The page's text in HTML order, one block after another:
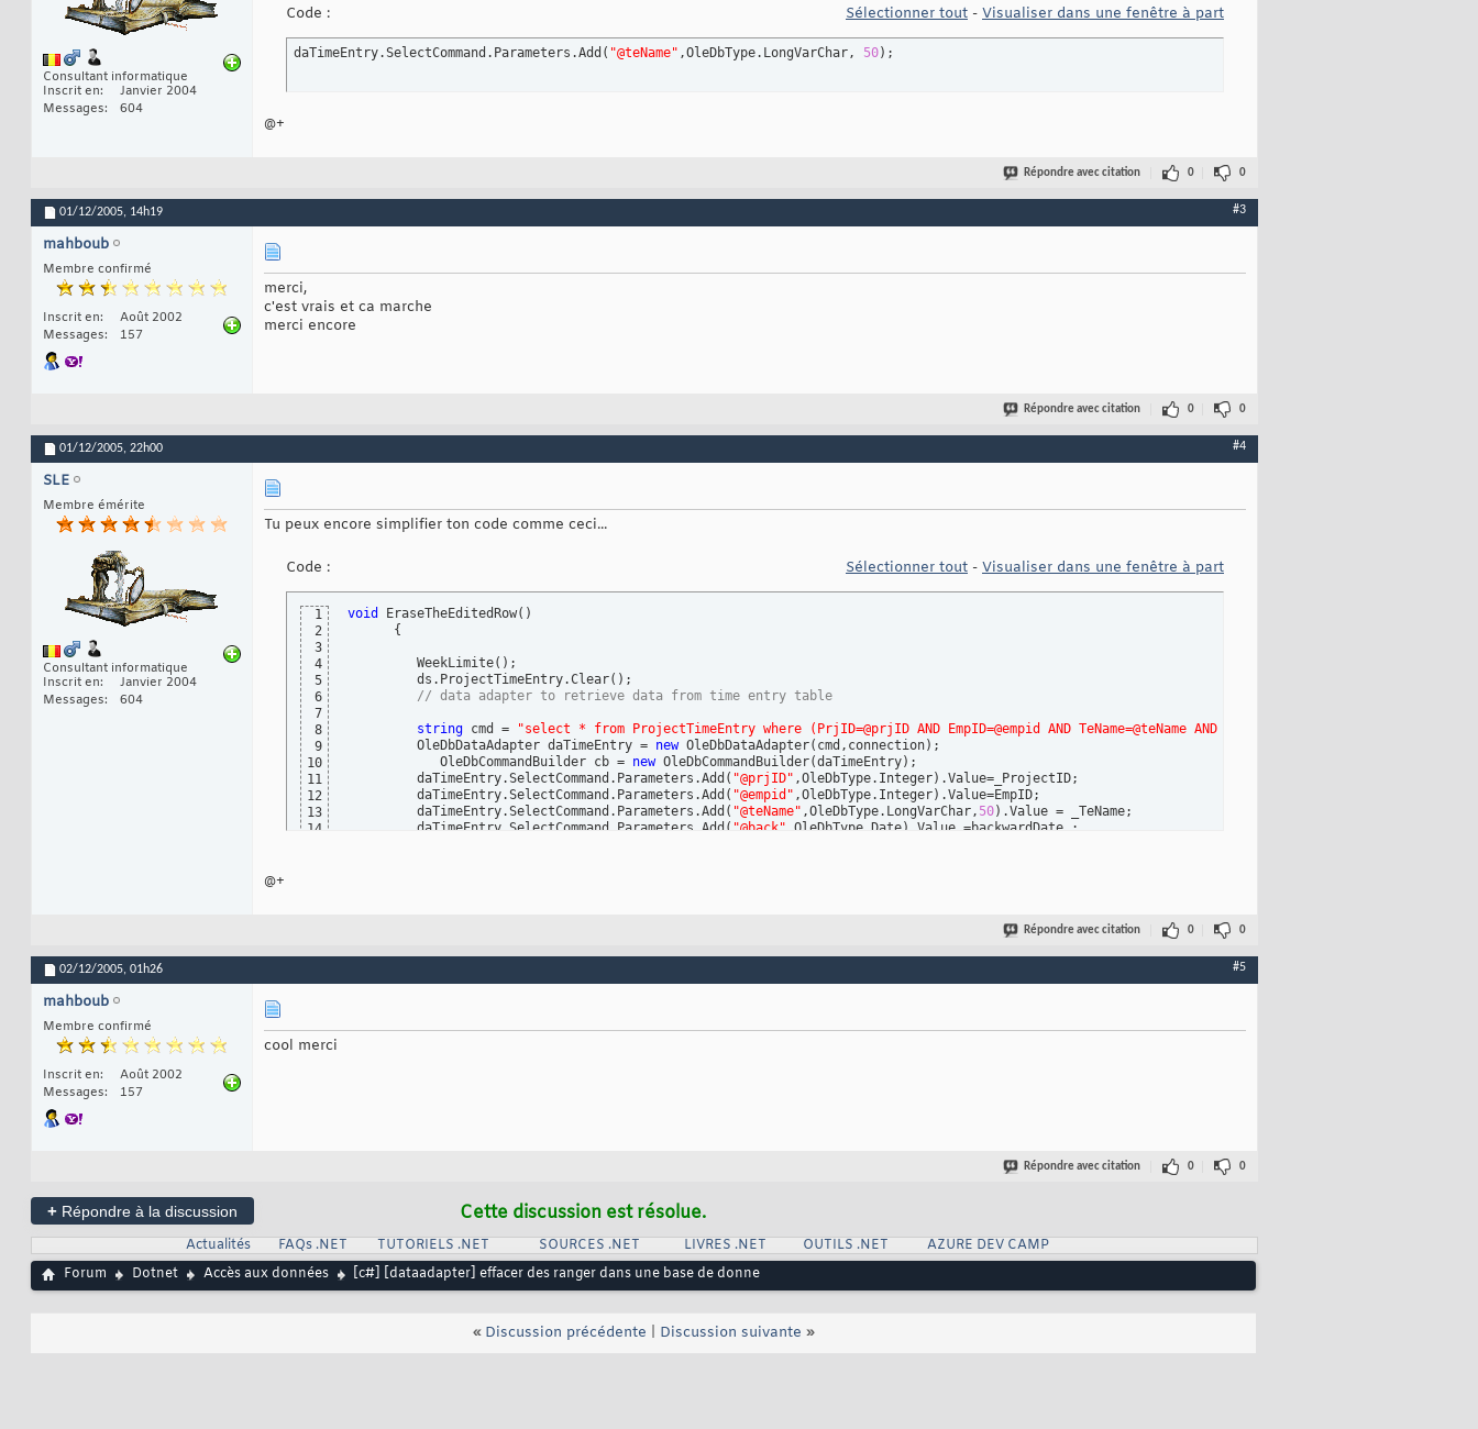
Consultant informatique
Inscrit en
Janvier 2004
Messages
604
Code : Sélectionner tout - Visualiser dans une fenêtre à part
daTimeEntry.SelectCommand.Parameters.Add ( "@teName" ,OleDbType.LongVarChar, 50) ;
@+
Répondre avec citation 0 0
01/12/2005, 14h19 #3
mahboub
Membre confirmé
Inscrit en
Août 2002
Messages
157
merci,
c'est vrais et ca marche
merci encore
Répondre avec citation 0 0
01/12/2005, 22h00 #4
SLE
Membre émérite
Consultant informatique
Inscrit en
Janvier 2004
Messages
604
Tu peux encore simplifier ton code comme ceci...
Code : Sélectionner tout - Visualiser dans une fenêtre à part
1
2
3
4
5
6
7
8
9
10
11
12
13
14
22
26
27
void EraseTheEditedRow( )
{
         WeekLimite
( ) ;
         ds.ProjectTimeEntry.Clear
( ) ;
// data adapter to retrieve data from time entry table
string cmd =
"select * from ProjectTimeEntry where (PrjID=@prjID AND EmpID=@empid AND TeName=@teName AND TeDate>=@back AND
         OleDbDataAdapter daTimeEntry =
new OleDbDataAdapter( cmd,connection) ;
            OleDbCommandBuilder cb =
new OleDbCommandBuilder(daTimeEntry) ;
         daTimeEntry.SelectCommand.Parameters.Add
( "@prjID" ,OleDbType.Integer) .Value=_ProjectID;
         daTimeEntry.SelectCommand.Parameters.Add
( "@empid" ,OleDbType.Integer) .Value=EmpID;
         daTimeEntry.SelectCommand.Parameters.Add
( "@teName" ,OleDbType.LongVarChar, 50) .Value = _TeName;
         daTimeEntry.SelectCommand.Parameters.Add
( "@back" ,OleDbType.Date)
.Value =backwardDate ;
         daTimeEntry.Update
(ds.ProjectTimeEntry);
@+
Répondre avec citation 0 0
02/12/2005, 01h26 #5
mahboub
Membre confirmé
Inscrit en
Août 2002
Messages
157
cool merci
Répondre avec citation 0 0
+ Répondre à la discussion Cette discussion est résolue.
Actualités FAQs .NET TUTORIELS .NET SOURCES .NET LIVRES .NET OUTILS .NET
AZURE DEV CAMP
Forum
Dotnet Accès aux données [c#] [dataadapter] effacer des ranger dans une base de donne
« Discussion précédente Discussion suivante »